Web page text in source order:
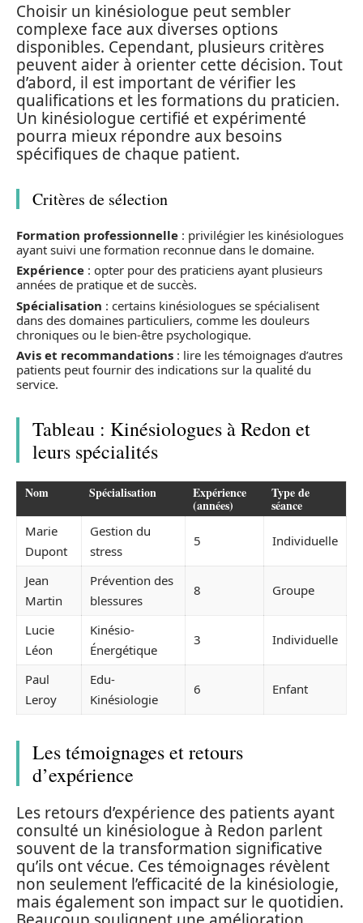
Choisir un kinésiologue peut sembler
complexe face aux diverses options
disponibles. Cependant, plusieurs critères
peuvent aider à orienter cette décision. Tout
d’abord, il est important de vérifier les
qualifications et les formations du praticien.
Un kinésiologue certifié et expérimenté
pourra mieux répondre aux besoins
spécifiques de chaque patient.
Critères de sélection
Formation professionnelle : privilégier les kinésiologues
ayant suivi une formation reconnue dans le domaine.
Expérience : opter pour des praticiens ayant plusieurs
années de pratique et de succès.
Spécialisation : certains kinésiologues se spécialisent
dans des domaines particuliers, comme les douleurs
chroniques ou le bien-être psychologique.
Avis et recommandations : lire les témoignages d’autres
patients peut fournir des indications sur la qualité du
service.
Tableau : Kinésiologues à Redon et
leurs spécialités
Nom Spécialisation Expérience
(années)
Type de
séance
Marie
Dupont
Gestion du
stress
5 Individuelle
Jean
Martin
Prévention des
blessures
8 Groupe
Lucie
Léon
Kinésio-
Énergétique
3 Individuelle
Paul
Leroy
Edu-
Kinésiologie
6 Enfant
Les témoignages et retours
d’expérience
Les retours d’expérience des patients ayant
consulté un kinésiologue à Redon parlent
souvent de la transformation significative
qu’ils ont vécue. Ces témoignages révèlent
non seulement l’efficacité de la kinésiologie,
mais également son impact sur le quotidien.